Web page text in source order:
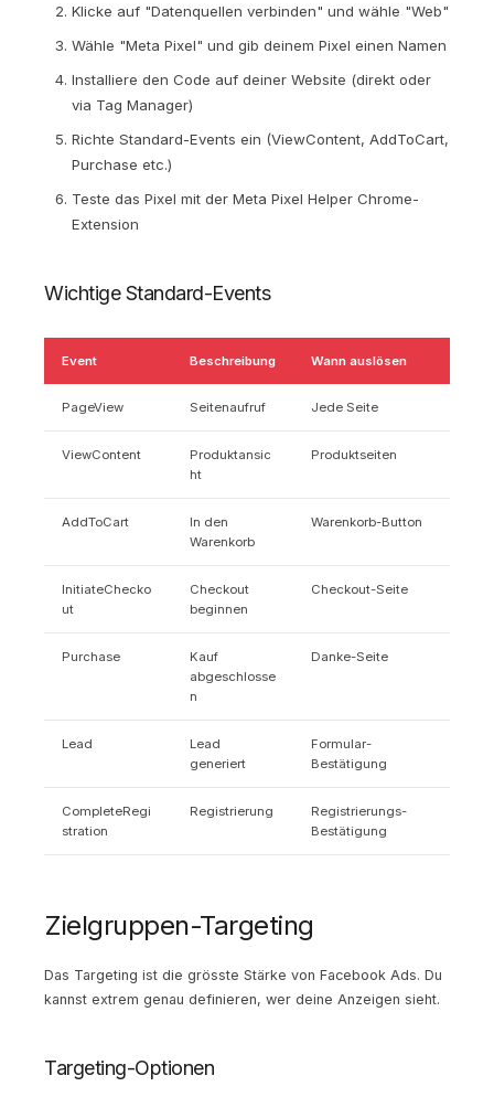
Klicke auf "Datenquellen verbinden" und wähle "Web"
Wähle "Meta Pixel" und gib deinem Pixel einen Namen
Installiere den Code auf deiner Website (direkt oder
via Tag Manager)
Richte Standard-Events ein (ViewContent, AddToCart,
Purchase etc.)
Teste das Pixel mit der Meta Pixel Helper Chrome-
Extension
Wichtige Standard-Events
Event Beschreibung Wann auslösen
PageView Seitenaufruf Jede Seite
ViewContent
Produktansic
ht
Produktseiten
AddToCart
In den
Warenkorb
Warenkorb-Button
InitiateChecko
ut
Checkout
beginnen
Checkout-Seite
Purchase
Kauf
abgeschlosse
n
Danke-Seite
Lead
Lead
generiert
Formular-
Bestätigung
CompleteRegi
stration
Registrierung
Registrierungs-
Bestätigung
Zielgruppen-Targeting
Das Targeting ist die grösste Stärke von Facebook Ads. Du
kannst extrem genau definieren, wer deine Anzeigen sieht.
Targeting-Optionen